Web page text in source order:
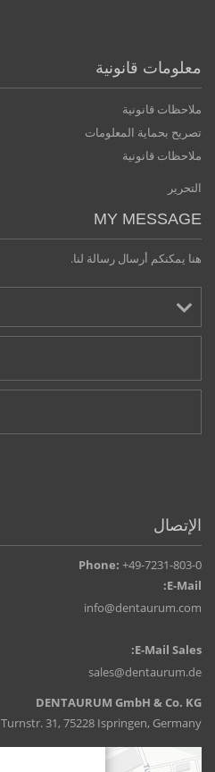
معلومات قانونية
ملاحظات قانونية
تصريح بحماية المعلومات
ملاحظات قانونية
التحرير
MY MESSAGE
هنا يمكنكم أرسال رسالة لنا.
الإتصال
Phone: +49-7231-803-0
E-Mail:
info@dentaurum.com
E-Mail Sales:
sales@dentaurum.de
DENTAURUM GmbH & Co. KG
Turnstr. 31, 75228 Ispringen, Germany